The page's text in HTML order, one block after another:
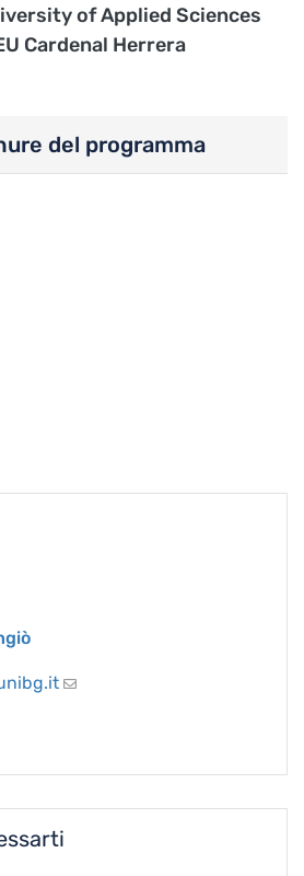
of Applied Sciences
Cardenal Herrera
del programma